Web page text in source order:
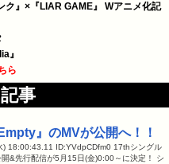
ク』×『LIAR GAME』 Wアニメ化記
』
ら
事
』のMVが公開へ！！
18:00:43.11 ID:YVdpCDfm0 17thシングル
&先行配信が5月15日(金)0:00～に決定！ シ